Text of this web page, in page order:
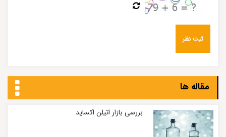
مقاله ها
بررسی بازار اتیلن اکساید